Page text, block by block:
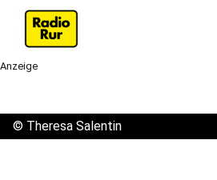
Anzeige
© Theresa Salentin